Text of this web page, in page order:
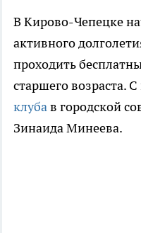
В Кирово-Чепецке
активного
проходить
старшего возраста.
клубав городской
Зинаида Минеева.